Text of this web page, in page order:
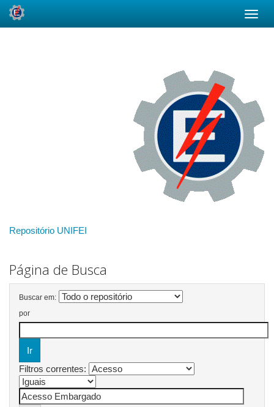
Repositório UNIFEI
Página de Busca
Buscar em:
por
Filtros correntes: